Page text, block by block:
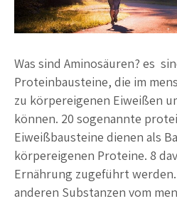
Was sind Aminosäuren? es
Proteinbausteine, die im
zu körpereigenen Eiweißen
können. 20 sogenannte
Eiweißbausteine dienen als
körpereigenen Proteine. 8
Ernährung zugeführt
anderen Substanzen vom